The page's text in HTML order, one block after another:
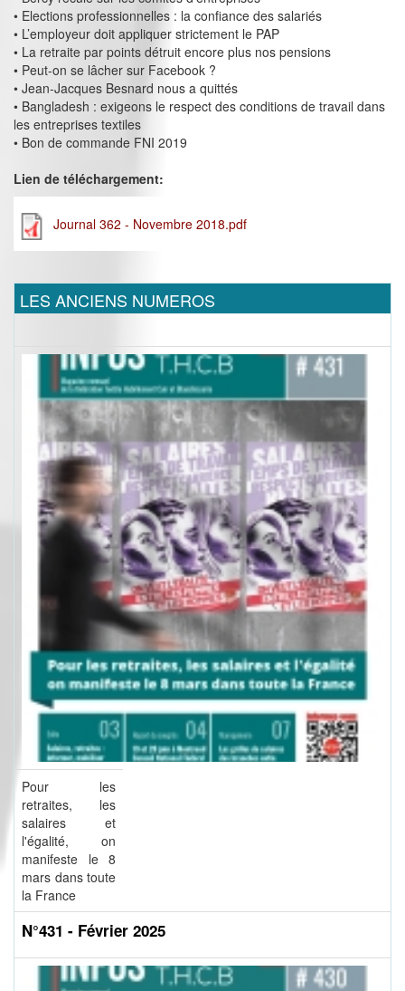
• Elections professionnelles : la confiance des salariés
• L’employeur doit appliquer strictement le PAP
• La retraite par points détruit encore plus nos pensions
• Peut-on se lâcher sur Facebook ?
• Jean-Jacques Besnard nous a quittés
• Bangladesh : exigeons le respect des conditions de travail dans
les entreprises textiles
• Bon de commande FNI 2019
Lien de téléchargement:
Journal 362 - Novembre 2018.pdf
LES ANCIENS NUMEROS
Pour les
retraites, les
salaires et
l'égalité, on
manifeste le 8
mars dans toute
la France
N°431 - Février 2025